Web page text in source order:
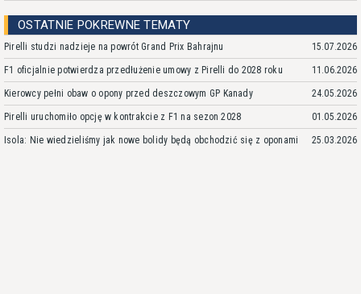
OSTATNIE POKREWNE TEMATY
Pirelli studzi nadzieje na powrót Grand Prix Bahrajnu 15.07.2026
F1 oficjalnie potwierdza przedłużenie umowy z Pirelli do 2028 roku 11.06.2026
Kierowcy pełni obaw o opony przed deszczowym GP Kanady 24.05.2026
Pirelli uruchomiło opcję w kontrakcie z F1 na sezon 2028 01.05.2026
Isola: Nie wiedzieliśmy jak nowe bolidy będą obchodzić się z oponami 25.03.2026